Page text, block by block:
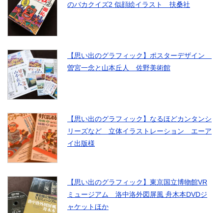
のバカクイズ2 似顔絵イラスト 扶桑社
【思い出のグラフィック】ポスターデザイン
曽宮一念と山本丘人 佐野美術館
【思い出のグラフィック】なるほどカンタンシ
リーズなど 立体イラストレーション エーア
イ出版様
【思い出のグラフィック】東京国立博物館VR
ミュージアム 洛中洛外図屏風 舟木本DVDジ
ャケットほか